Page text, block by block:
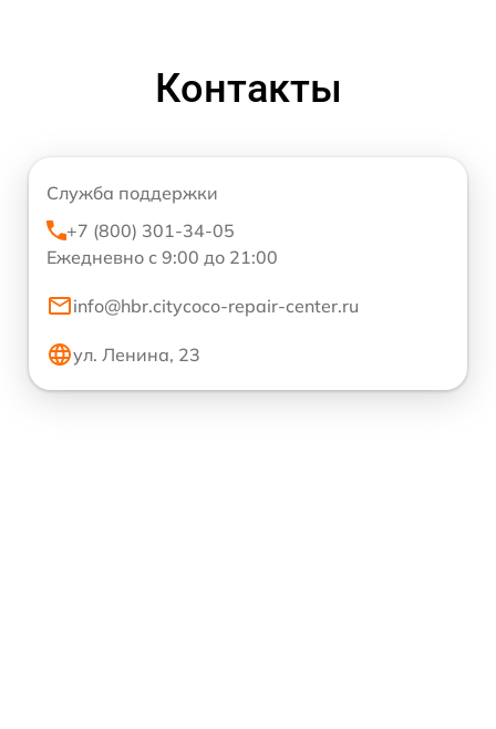
Контакты
Служба поддержки
+7 (800) 301-34-05
Ежедневно с 9:00 до 21:00
info@hbr.citycoco-repair-center.ru
ул. Ленина, 23